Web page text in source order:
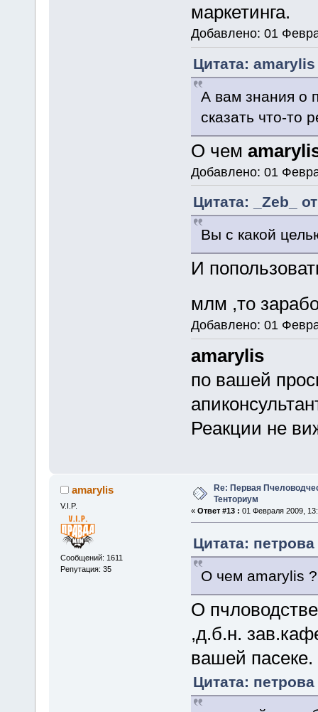
маркетинга.
Добавлено: 01
Цитата:
А вам знания о
сказать что-то
О чем
Добавлено: 01
Цитата: _Zeb_
Вы с какой
И
млм ,то
Добавлено: 01
amarylis
по вашей
Реакции не
amarylis
V.I.P.
Сообщений: 1611
Репутация: 35
Re: Первая
Тенториум
« Ответ #13 : 01 Февраля 2009,
Цитата:
О чем amarylis ?
О
,д.б.н.
вашей пасеке.
Цитата: